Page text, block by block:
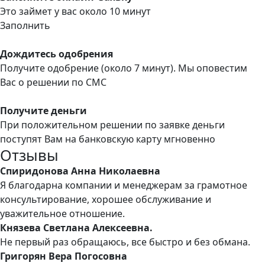
Это займет у вас около 10 минут
Заполнить
Дождитесь одобрения
Получите одобрение (около 7 минут). Мы оповестим
Вас о решении по СМС
Получите деньги
При положительном решении по заявке деньги
поступят Вам на банковскую карту мгновенно
Отзывы
Спиридонова Анна Николаевна
Я благодарна компании и менеджерам за грамотное
консультирование, хорошее обслуживание и
уважительное отношение.
Князева Светлана Алексеевна.
Не первый раз обращаюсь, все быстро и без обмана.
Григорян Вера Погосовна